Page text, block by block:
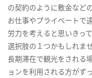
の契約のように敷金など
お仕事やプライベートで
労力を考えると思いきっ
選択肢の１つかもしれませ
長期滞在で観光をされる
ョンを利用される方がず